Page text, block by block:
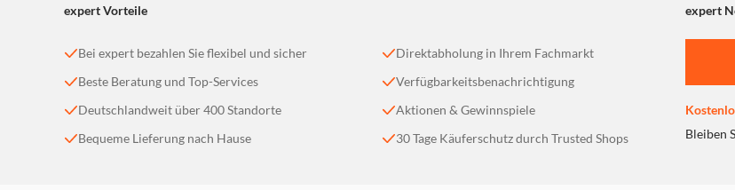
expert Vorteile expert
Bei expert bezahlen Sie flexibel und sicher
Beste Beratung und Top-Services
Deutschlandweit über 400 Standorte
Bequeme Lieferung nach Hause
Direktabholung in Ihrem Fachmarkt
Verfügbarkeitsbenachrichtigung
Aktionen & Gewinnspiele
30 Tage Käuferschutz durch Trusted Shops
Bleiben